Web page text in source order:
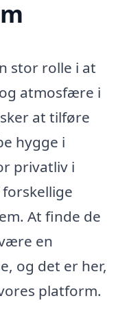
stor rolle i at
atmosfære i
at tilføre
hygge i
privatliv i
At finde de
en
og det er her,
platform.